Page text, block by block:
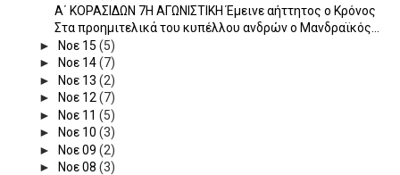
Α΄ ΚΟΡΑΣΙΔΩΝ 7Η ΑΓΩΝΙΣΤΙΚΗ Έμεινε αήττητος ο Κρόνος
Στα προημιτελικά του κυπέλλου ανδρών ο Μανδραϊκός...
►
Νοε 15 (5)
►
Νοε 14(7)
►
Νοε 13 (2)
►
Νοε 12(7)
►
Νοε 11 (5)
►
Νοε 10 (3)
►
Νοε 09 (2)
►
Νοε 08 (3)